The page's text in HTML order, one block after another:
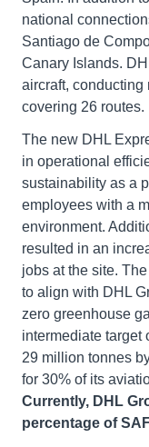
national
Santiago de
Canary Islands.
aircraft, conducting
covering 26 routes.
The new DHL
in operational
sustainability as a
employees with a
environment.
resulted in an
jobs at the site.
to align with DHL
zero greenhouse
intermediate target
29 million tonnes
for 30% of its
Currently, DHL
percentage of